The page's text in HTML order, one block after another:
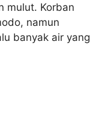
mulut. Korban
namun
banyak air yang